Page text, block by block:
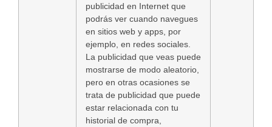
publicidad en Internet que
podrás ver cuando navegues
en sitios web y apps, por
ejemplo, en redes sociales.
La publicidad que veas puede
mostrarse de modo aleatorio,
pero en otras ocasiones se
trata de publicidad que puede
estar relacionada con tu
historial de compra,